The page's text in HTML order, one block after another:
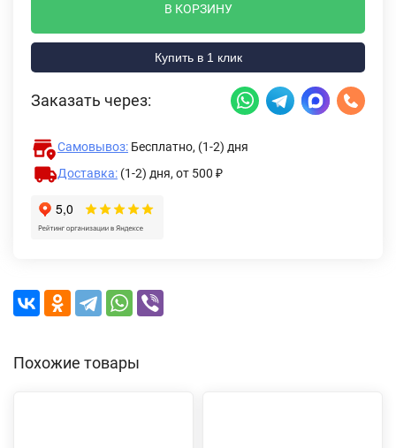
В КОРЗИНУ
Купить в 1 клик
Заказать через:
Самовывоз: Бесплатно, (1-2) дня
Доставка: (1-2) дня, от 500 ₽
Похожие товары